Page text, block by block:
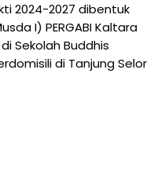
2024-2027 dibentuk
I) PERGABI Kaltara
Sekolah Buddhis
di Tanjung Selor